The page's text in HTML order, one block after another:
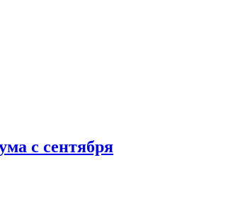
с сентября